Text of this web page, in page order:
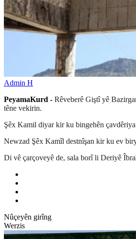
Admin H
PeyamaKurd - Rêveberê Giştî yê
têne vekirin.
Şêx Kamil diyar kir ku bingehên
Newzad Şêx Kamîl destnîşan kir ku ev
Di vê çarçoveyê de, sala borî li Deriyê
Nûçeyên girîng
Werzis